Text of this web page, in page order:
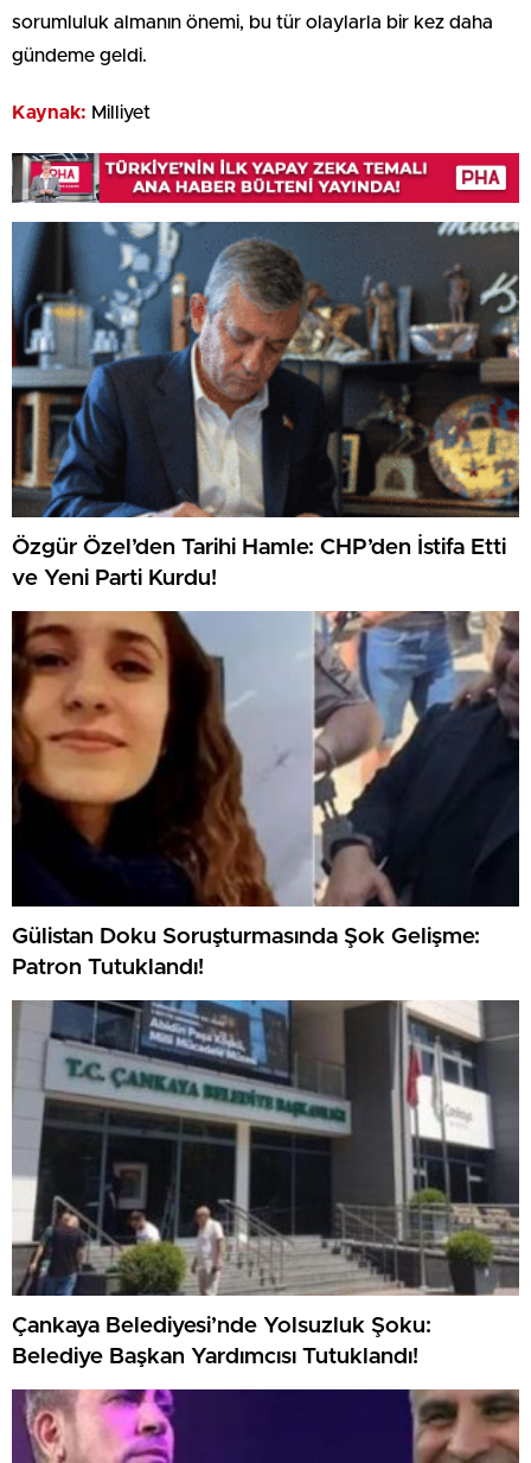
sorumluluk almanın önemi, bu tür olaylarla bir kez daha
gündeme geldi.
Kaynak: Milliyet
Özgür Özel’den Tarihi Hamle: CHP’den İstifa Etti
ve Yeni Parti Kurdu!
Gülistan Doku Soruşturmasında Şok Gelişme:
Patron Tutuklandı!
Çankaya Belediyesi’nde Yolsuzluk Şoku:
Belediye Başkan Yardımcısı Tutuklandı!